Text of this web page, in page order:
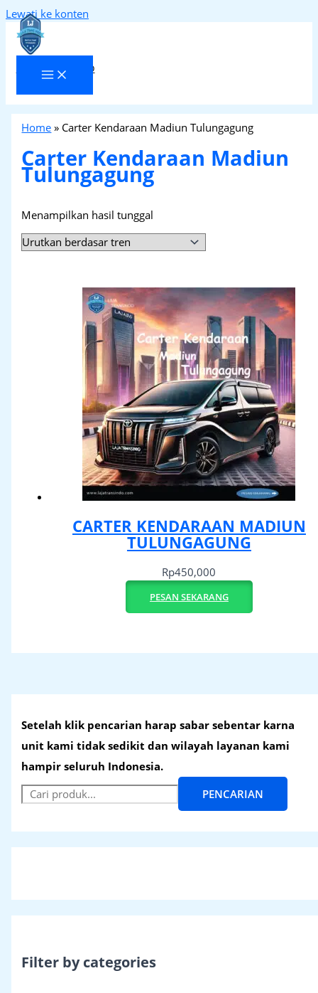
Lewati ke konten
Laja Transindo
Setelah klik pencarian harap sabar sebentar karna
unit kami tidak sedikit dan wilayah layanan kami
hampir seluruh Indonesia.
PENCARIAN
Filter by categories
Home » Carter Kendaraan Madiun Tulungagung
Carter Kendaraan Madiun
Tulungagung
Menampilkan hasil tunggal
CARTER KENDARAAN MADIUN
TULUNGAGUNG
Rp450,000
PESAN SEKARANG